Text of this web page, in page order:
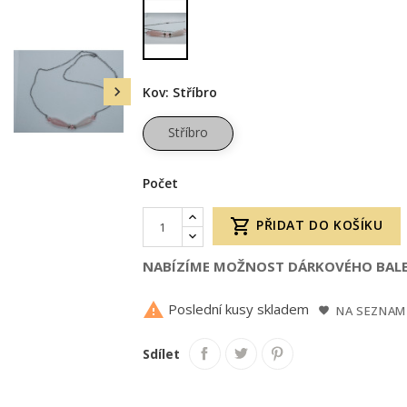

Růžová
Kov: Stříbro
Stříbro
Počet
 PŘIDAT DO KOŠÍKU
NABÍZÍME MOŽNOST DÁRKOVÉHO
 Poslední kusy skladem NA
Sdílet